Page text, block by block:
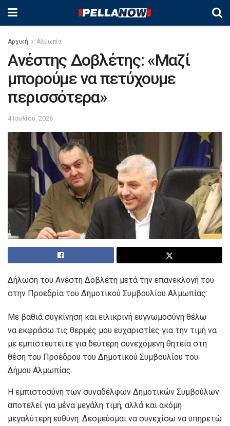
Αρχική Αλμωπία
Ανέστης Δοβλέτης: «Μαζί
μπορούμε να πετύχουμε
περισσότερα»
4 Ιουλίου, 2026
Δήλωση του Ανέστη Δοβλέτη μετά την επανεκλογή του
στην Προεδρία του Δημοτικού Συμβουλίου Αλμωπίας:
Με βαθιά συγκίνηση και ειλικρινή ευγνωμοσύνη θέλω
να εκφράσω τις θερμές μου ευχαριστίες για την τιμή να
με εμπιστευτείτε για δεύτερη συνεχόμενη θητεία στη
θέση του Προέδρου του Δημοτικού Συμβουλίου του
Δήμου Αλμωπίας.
Η εμπιστοσύνη των συναδέλφων Δημοτικών Συμβούλων
αποτελεί για μένα μεγάλη τιμή, αλλά και ακόμη
μεγαλύτερη ευθύνη. Δεσμεύομαι να συνεχίσω να υπηρετώ